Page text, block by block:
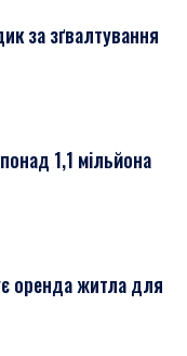
за зґвалтування
1,1 мільйона
оренда житла для